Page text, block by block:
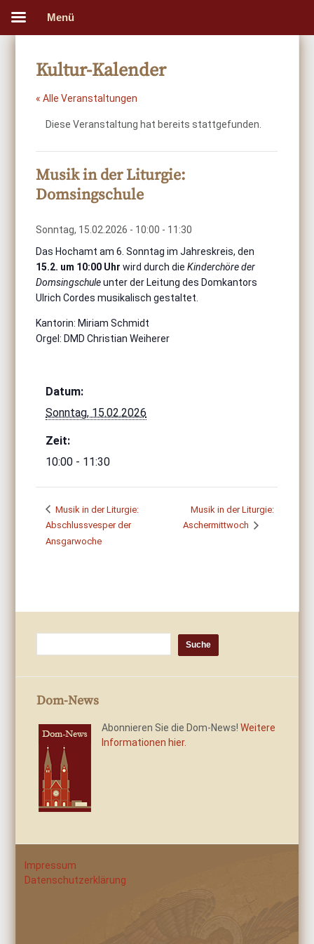
Kultur-Kalender
« Alle Veranstaltungen
Diese Veranstaltung hat bereits stattgefunden.
Musik in der Liturgie:
Domsingschule
Sonntag, 15.02.2026 - 10:00 - 11:30
Das Hochamt am 6. Sonntag im Jahreskreis, den
15.2. um 10:00 Uhr wird durch dieKinderchöre der
Domsingschuleunter der Leitung des Domkantors
Ulrich Cordes musikalisch gestaltet.
Kantorin: Miriam Schmidt
Orgel: DMD Christian Weiherer
Datum:
Sonntag, 15.02.2026
Zeit:
10:00 - 11:30
Musik in der Liturgie:
Abschlussvesper der
Ansgarwoche
Musik in der Liturgie:
Aschermittwoch
Dom-News
Abonnieren Sie die Dom-News!Weitere
Informationen hier.
Impressum
Datenschutzerklärung
Menü